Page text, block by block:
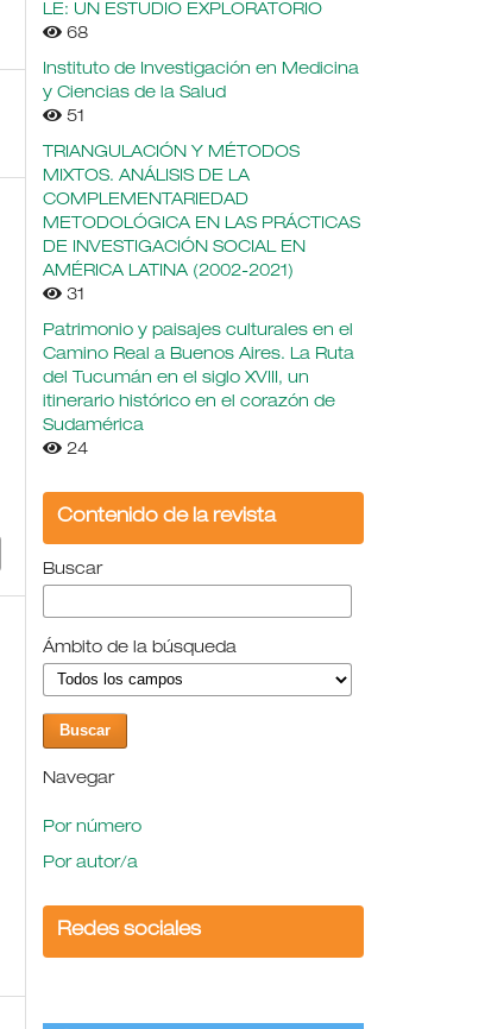
LE: UN ESTUDIO EXPLORATORIO
68
Instituto de Investigación en Medicina
y Ciencias de la Salud
51
TRIANGULACIÓN Y MÉTODOS
MIXTOS. ANÁLISIS DE LA
COMPLEMENTARIEDAD
METODOLÓGICA EN LAS PRÁCTICAS
DE INVESTIGACIÓN SOCIAL EN
AMÉRICA LATINA (2002-2021)
31
Patrimonio y paisajes culturales en el
Camino Real a Buenos Aires. La Ruta
del Tucumán en el siglo XVIII, un
itinerario histórico en el corazón de
Sudamérica
24
Contenido de la revista
Buscar
Ámbito de la búsqueda
Navegar
Por número
Por autor/a
Redes sociales